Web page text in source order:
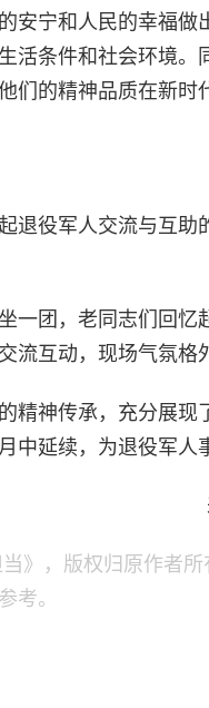
宁和人民的幸福做
活条件和社会环境。
们的精神品质在新时
退役军人交流与互助
一团，老同志们回忆
流互动，现场气氛格
精神传承，充分展现
延续，为退役军人
》，版权归原作者
考。